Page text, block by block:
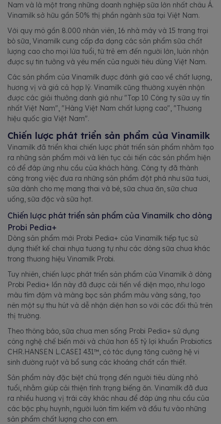
Nam và là một trong những doanh nghiệp sữa lớn nhất châu Á.
Vinamilk sở hữu gần 50% thị phần ngành sữa tại Việt Nam.
Với quy mô gần 8.000 nhân viên, 16 nhà máy và 15 trang trại
bò sữa, Vinamilk cung cấp đa dạng các sản phẩm sữa chất
lượng cao cho mọi lứa tuổi, từ trẻ em đến người lớn, luôn nhận
được sự tin tưởng và yêu mến của người tiêu dùng Việt Nam.
Các sản phẩm của Vinamilk được đánh giá cao về chất lượng,
hương vị và giá cả hợp lý. Vinamilk cũng thường xuyên nhận
được các giải thưởng danh giá như "Top 10 Công ty sữa uy tín
nhất Việt Nam", "Hàng Việt Nam chất lượng cao", "Thương
hiệu quốc gia Việt Nam".
Chiến lược phát triển sản phẩm của Vinamilk
Vinamilk đã triển khai chiến lược phát triển sản phẩm nhằm tạo
ra những sản phẩm mới và liên tục cải tiến các sản phẩm hiện
có để đáp ứng nhu cầu của khách hàng. Công ty đã thành
công trong việc đưa ra những sản phẩm đột phá như sữa tươi,
sữa dành cho mẹ mang thai và bé, sữa chua ăn, sữa chua
uống, sữa đặc và sữa hạt.
Chiến lược phát triển sản phẩm của Vinamilk cho dòng
Probi Pedia+
Dòng sản phẩm mới Probi Pedia+ của Vinamilk tiếp tục sử
dụng thiết kế chai nhựa tương tự như các dòng sữa chua khác
trong thương hiệu Vinamilk Probi.
Tuy nhiên, chiến lược phát triển sản phẩm của Vinamilk ở dòng
Probi Pedia+ lần này đã được cải tiến về diện mạo, như logo
màu tím đậm và màng bọc sản phẩm màu vàng sáng, tạo
nên một sự thu hút và dễ nhận diện hơn so với các đối thủ trên
thị trường.
Theo thông báo, sữa chua men sống Probi Pedia+ sử dụng
công nghệ chế biến mới và chứa hơn 65 tỷ lợi khuẩn Probiotics
CHR.HANSEN L.CASEI 431™, có tác dụng tăng cường hệ vi
sinh đường ruột và bổ sung các khoáng chất cần thiết.
Sản phẩm này đặc biệt chú trọng đến người tiêu dùng nhỏ
tuổi, nhằm giúp cải thiện tình trạng biếng ăn. Vinamilk đã đưa
ra nhiều hương vị trái cây khác nhau để đáp ứng nhu cầu của
các bậc phụ huynh, người luôn tìm kiếm và đầu tư vào những
sản phẩm chất lượng cho con em.